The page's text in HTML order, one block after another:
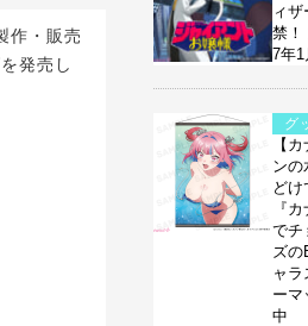
作・販売
発売し
ィ
禁！
7年1
グ
【
ンの
ど
『
でチ
ズ
ャ
ーマ
中